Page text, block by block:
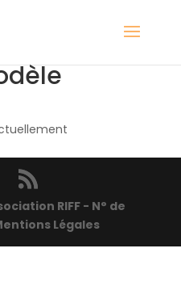
RIFF - N° de
Légales